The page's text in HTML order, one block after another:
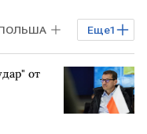
Еще1
от